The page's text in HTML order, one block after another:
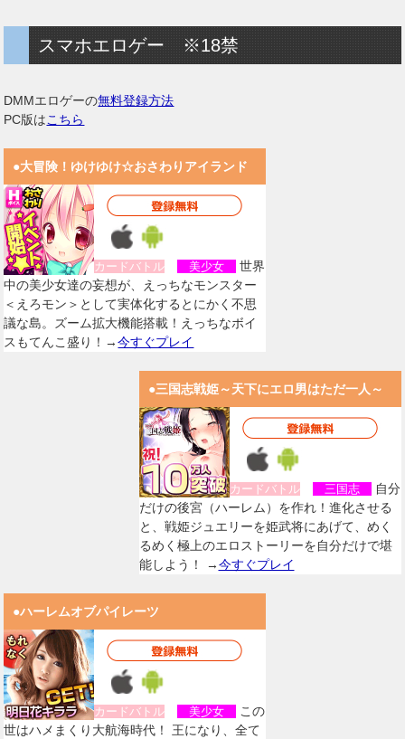
スマホエロゲー ※18禁
DMMエロゲーの無料登録方法
PC版はこちら
●大冒険！ゆけゆけ☆おさわりアイランド
カードバトル 美少女
世界
中の美少女達の妄想が、えっちなモンスター
＜えろモン＞として実体化するとにかく不思
議な島。ズーム拡大機能搭載！えっちなボイ
スもてんこ盛り！→今すぐプレイ
●三国志戦姫～天下にエロ男はただ一人～
カードバトル 三国志
自分
だけの後宮（ハーレム）を作れ！進化させる
と、戦姫ジュエリーを姫武将にあげて、めく
るめく極上のエロストーリーを自分だけで堪
能しよう！ →今すぐプレイ
●ハーレムオブパイレーツ
カードバトル 美少女
この
世はハメまくり大航海時代！ 王になり、全て